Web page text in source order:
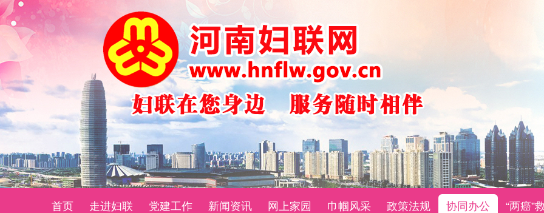
首页 走进妇联 党建工作 新闻资讯 网上家园 巾帼风采 政策法规 协同办公 “两癌”